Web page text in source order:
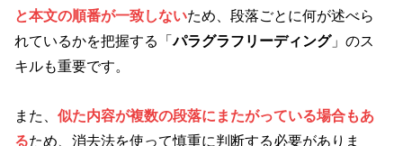
と本文の順番が一致しないため、段落ごとに何が述べら
れているかを把握する「パラグラフリーディング」のス
キルも重要です。
また、似た内容が複数の段落にまたがっている場合もあ
るため、消去法を使って慎重に判断する必要がありま